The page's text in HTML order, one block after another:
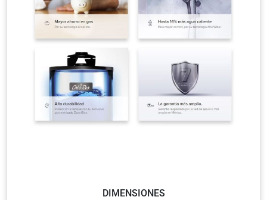
DIMENSIONES